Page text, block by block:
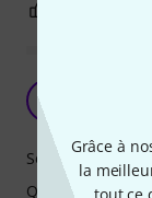
Grâce à
la
tout ce
Son
Qualité de